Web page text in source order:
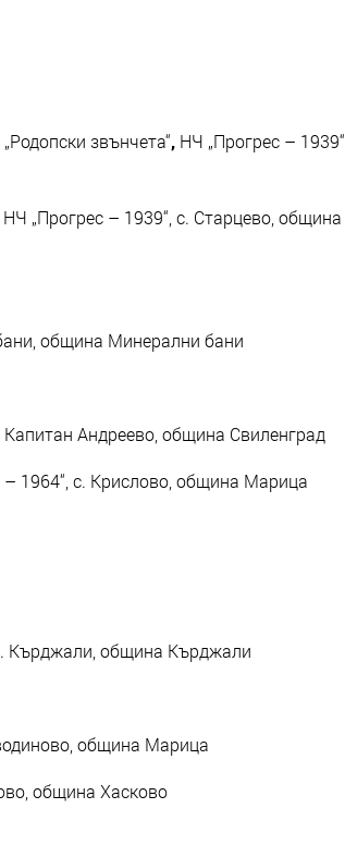
звънчета“, НЧ „Прогрес – 1939“,
„Прогрес – 1939“, с. Старцево, община
община Минерални бани
Капитан Андреево, община Свиленград
– 1964“, с. Крислово, община Марица
Кърджали, община Кърджали
община Марица
община Хасково